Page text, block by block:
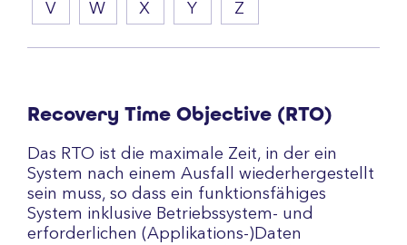
V W X Y Z
Recovery Time Objective (RTO)
Das RTO ist die maximale Zeit, in der ein
System nach einem Ausfall wiederhergestellt
sein muss, so dass ein funktionsfähiges
System inklusive Betriebssystem- und
erforderlichen (Applikations-)Daten